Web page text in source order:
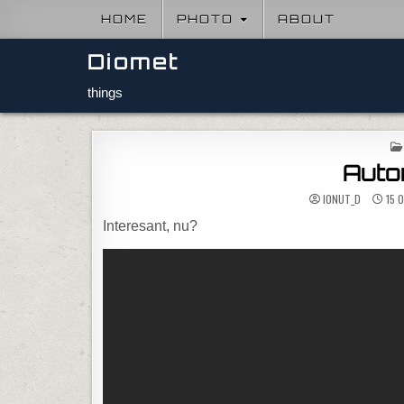
HOME PHOTO ABOUT
Diomet
things
IONUT_D 15
Interesant, nu?